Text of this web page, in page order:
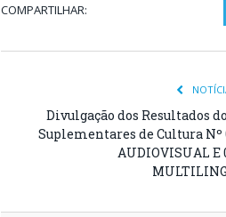
COMPARTILHAR:
Divulgação dos Resultados
Suplementares de Cultura Nº
AUDIOVISUAL E